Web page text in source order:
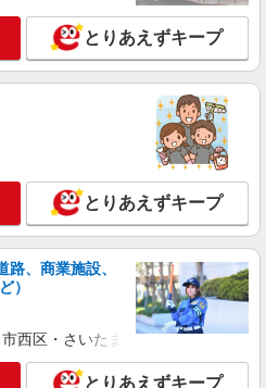
詳細を見る
フローシス)
人ホームの介護スタッフ（正職
円〜 ※夜勤登録手当（1万円） ＜
当（夜勤の回数に応じて支給） 処遇
給有り
市西区石丸2-39-10
詳細を見る
とりあえずキープ
とりあえずキープ
、商業施設、
）
西区・さいたま市岩槻区・久喜市・
とりあえずキープ